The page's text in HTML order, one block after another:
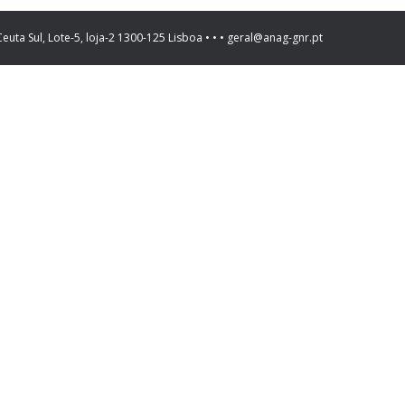
Sul, Lote-5, loja-2 1300-125 Lisboa • • • geral@anag-gnr.pt